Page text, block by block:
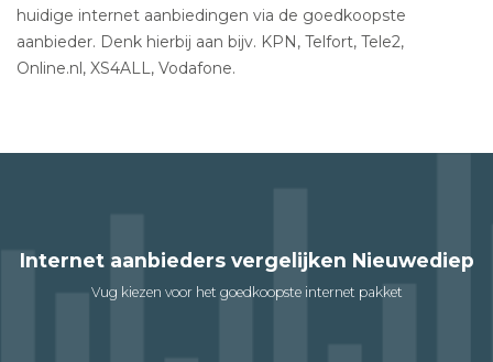
huidige internet aanbiedingen via de goedkoopste
aanbieder. Denk hierbij aan bijv. KPN, Telfort, Tele2,
Online.nl, XS4ALL, Vodafone.
Internet aanbieders vergelijken Nieuwediep
Vug kiezen voor het goedkoopste internet pakket